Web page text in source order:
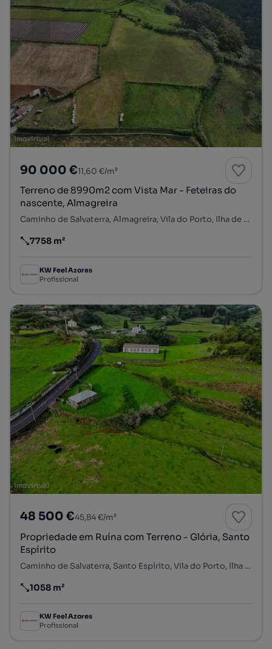
90 000 €11,60 €/m²
Terreno de 8990m2 com Vista Mar - Feteiras do
nascente, Almagreira
Caminho de Salvaterra, Almagreira, Vila do Porto, Ilha de Santa Maria
Preço por metro quadrado
7758 m²
KW Feel Azores
Profissional
48 500 €45,84 €/m²
Propriedade em Ruína com Terreno - Glória, Santo
Espírito
Caminho de Salvaterra, Santo Espírito, Vila do Porto, Ilha de Santa Maria
Preço por metro quadrado
1058 m²
KW Feel Azores
Profissional